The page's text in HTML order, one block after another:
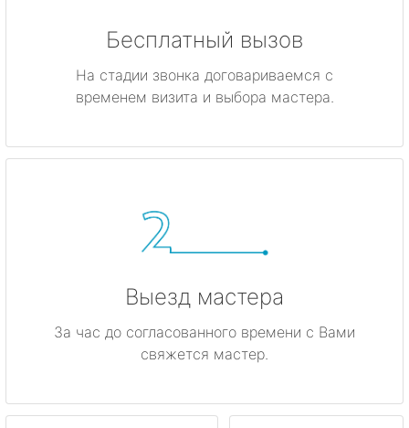
Бесплатный вызов
На стадии звонка договариваемся с
временем визита и выбора мастера.
Выезд мастера
За час до согласованного времени с Вами
свяжется мастер.